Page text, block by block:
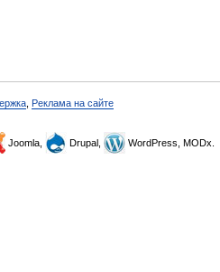
Реклама на сайте
Joomla, Drupal, WordPress, MODx.